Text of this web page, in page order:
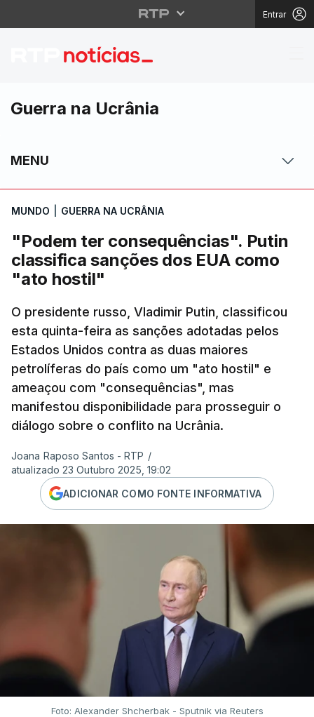
Entrar
"Podem ter
Guerra na Ucrânia
MENU
MUNDO GUERRA NA UCRÂNIA
"Podem ter consequências". Putin
classifica sanções dos EUA como
"ato hostil"
O presidente russo, Vladimir Putin, classificou
esta quinta-feira as sanções adotadas pelos
Estados Unidos contra as duas maiores
petrolíferas do país como um "ato hostil" e
ameaçou com "consequências", mas
manifestou disponibilidade para prosseguir o
diálogo sobre o conflito na Ucrânia.
Joana Raposo Santos - RTP /
atualizado 23 Outubro 2025, 19:02
ADICIONAR COMO FONTE INFORMATIVA
Foto: Alexander Shcherbak - Sputnik via Reuters